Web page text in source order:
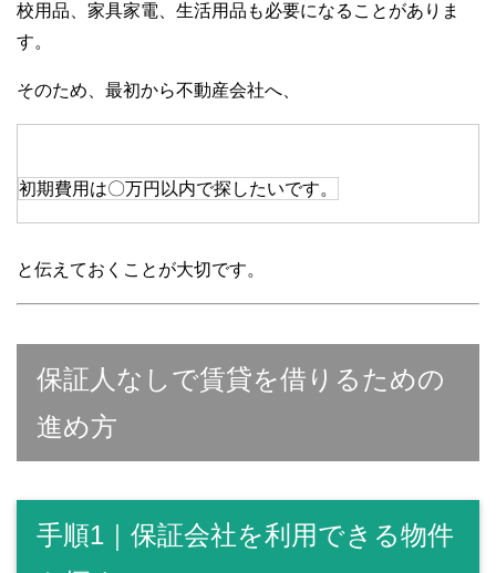
校用品、家具家電、生活用品も必要になることがありま
す。
そのため、最初から不動産会社へ、
初期費用は〇万円以内で探したいです。
と伝えておくことが大切です。
保証人なしで賃貸を借りるための
進め方
手順1｜保証会社を利用できる物件